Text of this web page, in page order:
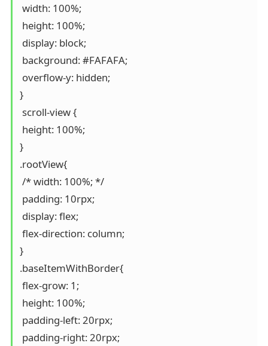
width: 100%;
height: 100%;
display: block;
background: #FAFAFA;
overflow-y: hidden;
}
scroll-view {
height: 100%;
}
.rootView{
/* width: 100%; */
padding: 10rpx;
display: flex;
flex-direction: column;
}
.baseItemWithBorder{
flex-grow: 1;
height: 100%;
padding-left: 20rpx;
padding-right: 20rpx;